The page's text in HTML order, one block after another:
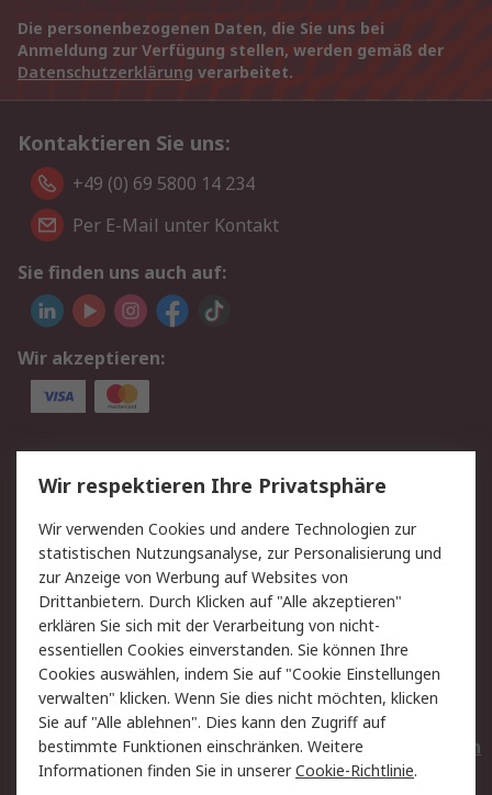
Die personenbezogenen Daten, die Sie uns bei
Anmeldung zur Verfügung stellen, werden gemäß der
Datenschutzerklärung verarbeitet.
Kontaktieren Sie uns:
+49 (0) 69 5800 14 234
Per E-Mail unter Kontakt
Sie finden uns auch auf:
Wir akzeptieren:
Service
Value Added Services
Lieferlösungen
Rücksendungen
Kontakt
Hilfe
Privatkunden
Rechtliches
AGB
Datenschutz
Cookie-Richtlinie
Zahlungsbedingungen
Copyright/Impressum
Entsorgung
Elektrogeräte/Batterien
Wir respektieren Ihre Privatsphäre
Wir verwenden Cookies und andere Technologien zur
statistischen Nutzungsanalyse, zur Personalisierung und
zur Anzeige von Werbung auf Websites von
Drittanbietern. Durch Klicken auf "Alle akzeptieren"
erklären Sie sich mit der Verarbeitung von nicht-
essentiellen Cookies einverstanden. Sie können Ihre
Cookies auswählen, indem Sie auf "Cookie Einstellungen
verwalten" klicken. Wenn Sie dies nicht möchten, klicken
Sie auf "Alle ablehnen". Dies kann den Zugriff auf
bestimmte Funktionen einschränken. Weitere
Informationen finden Sie in unsererCookie-Richtlinie.